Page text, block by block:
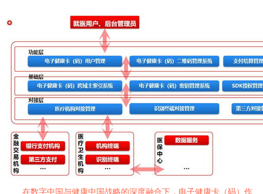
在数字中国与健康中国战略的深度融合下，电子健康卡（码）作